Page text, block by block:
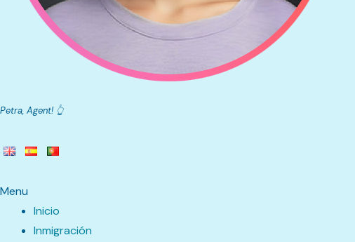
Petra, Agent! 👆
Menu
Inicio
Inmigración